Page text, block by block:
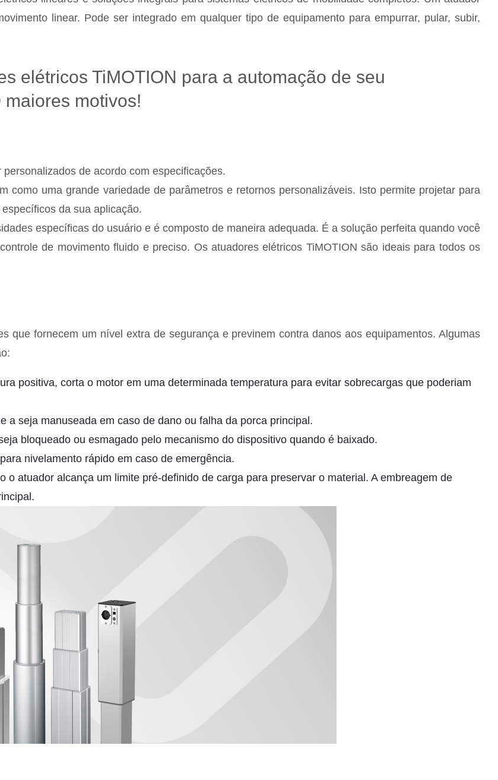
linear. Pode ser integrado em qualquer tipo de equipamento para empurrar, pular, subir,
elétricos TiMOTION para a automação de seu
motivos!
de acordo com especificações.
como uma grande variedade de parâmetros e retornos personalizáveis. Isto permite projetar para
da sua aplicação.
específicas do usuário e é composto de maneira adequada. É a solução perfeita quando você
de movimento fluido e preciso. Os atuadores elétricos TiMOTION são ideais para todos os
que fornecem um nível extra de segurança e previnem contra danos aos equipamentos. Algumas
positiva, corta o motor em uma determinada temperatura para evitar sobrecargas que poderiam
a seja manuseada em caso de dano ou falha da porca principal.
bloqueado ou esmagado pelo mecanismo do dispositivo quando é baixado.
nivelamento rápido em caso de emergência.
o atuador alcança um limite pré-definido de carga para preservar o material. A embreagem de